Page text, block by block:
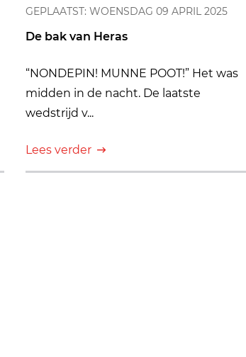
GEPLAATST: WOENSDAG 09 APRIL 2025
De bak van Heras
“NONDEPIN! MUNNE POOT!” Het was
midden in de nacht. De laatste
wedstrijd v...
Lees verder